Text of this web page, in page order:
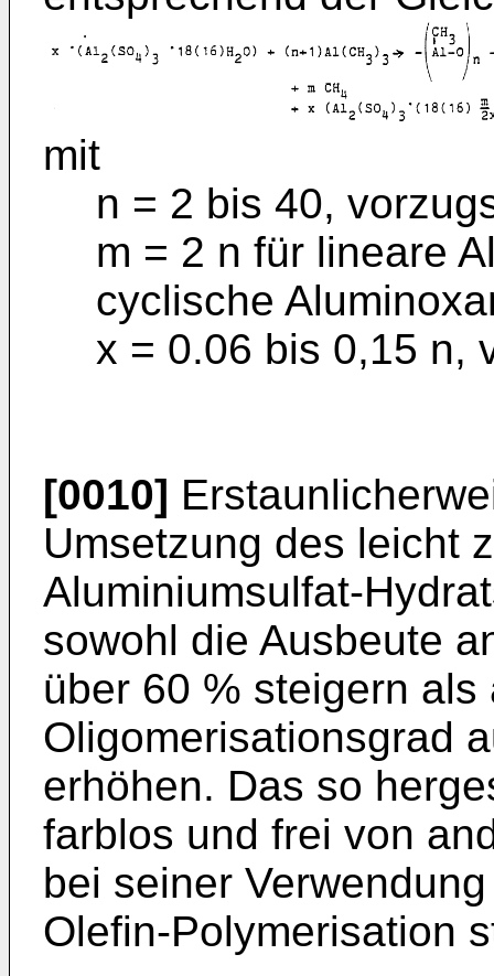
mit
n = 2 bis 40,
m = 2 n für lineare
cyclische
x = 0.06 bis 0,15 n,
[0010]
Umsetzung des leicht
Aluminiumsulfat-
sowohl die Ausbeute
über 60 % steigern
Oligomerisationsgrad
erhöhen. Das so
farblos und frei von
bei seiner
Olefin-Polymerisation